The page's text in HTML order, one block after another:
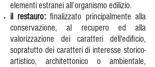
elementi estranei all’organismo edilizio.
il restauro:finalizzato principalmente alla
conservazione, al recupero ed alla
valorizzazione dei caratteri dell'edificio,
sopratutto dei caratteri di interesse storico-
artistico, architettonico o ambientale,